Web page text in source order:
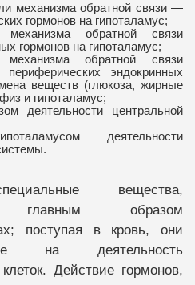
механизма обратной связи —
гормонов на гипоталамус;
обратной связи
гормонов на гипоталамус;
обратной связи
эндокринных
веществ (глюкоза, жирные
и гипоталамус;
деятельности центральной
деятельности
вещества,
главным образом
поступая в кровь, они
на деятельность
Действие гормонов,